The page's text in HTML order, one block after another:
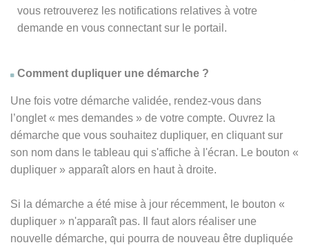
vous retrouverez les notifications relatives à votre
demande en vous connectant sur le portail.
Comment dupliquer une démarche ?
Une fois votre démarche validée, rendez-vous dans
l’onglet « mes demandes » de votre compte. Ouvrez la
démarche que vous souhaitez dupliquer, en cliquant sur
son nom dans le tableau qui s'affiche à l'écran. Le bouton «
dupliquer » apparaît alors en haut à droite.
Si la démarche a été mise à jour récemment, le bouton «
dupliquer » n'apparaît pas. Il faut alors réaliser une
nouvelle démarche, qui pourra de nouveau être dupliquée